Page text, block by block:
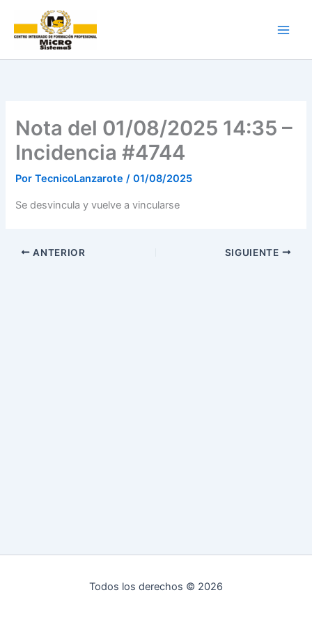
contenido
Nota del 01/08/2025 14:35 –
Incidencia #4744
PorTecnicoLanzarote/01/08/2025
Se desvincula y vuelve a vincularse
ANTERIOR SIGUIENTE
Todos los derechos © 2026